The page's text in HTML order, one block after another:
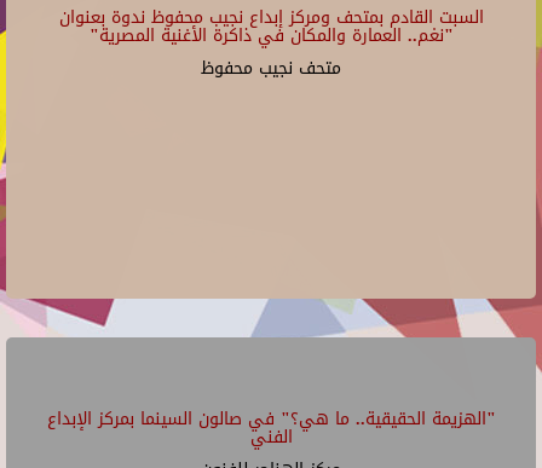
السبت القادم بمتحف ومركز إبداع نجيب محفوظ ندوة بعنوان
"نغم.. العمارة والمكان في ذاكرة الأغنية المصرية"
متحف نجيب محفوظ
"الهزيمة الحقيقية.. ما هي؟" في صالون السينما بمركز الإبداع
الفني